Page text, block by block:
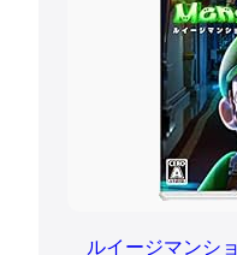
ルイージマンシ